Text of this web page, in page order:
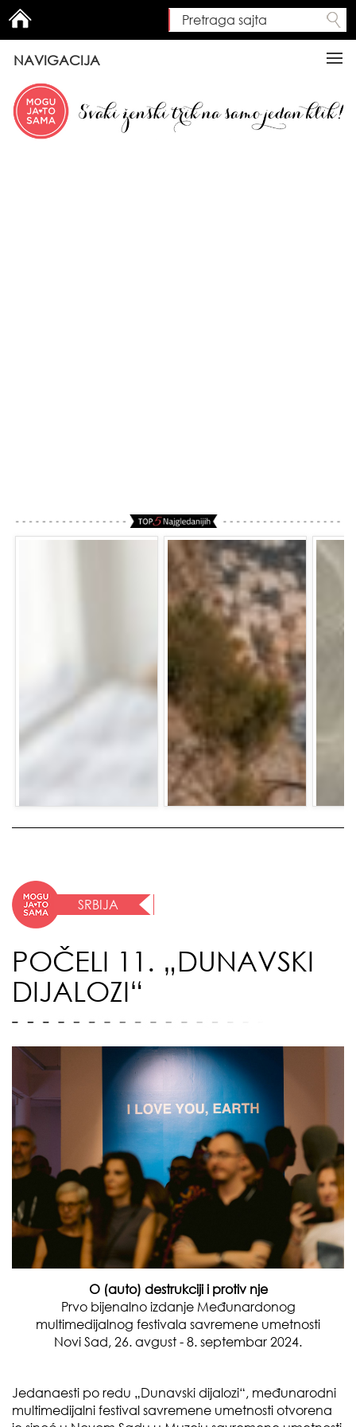
Search form
Pretraga sajta
NAVIGACIJA
MESEČNI HOROSKOP ZA
AVGUST 2026. GODINE
DONOSI SUDBINSKE
ODLUKE, STRASTVENE
ROMANSE I FINANSIJSKI
SRBIJA
POČELI 11. „DUNAVSKI
DIJALOZI“
O (auto) destrukciji i protiv nje
Prvo bijenalno izdanje Međunardonog
multimedijalnog festivala savremene umetnosti
Novi Sad, 26. avgust - 8. septembar 2024.
Jedanaesti po redu „Dunavski dijalozi“, međunarodni
multimedijalni festival savremene umetnosti otvorena